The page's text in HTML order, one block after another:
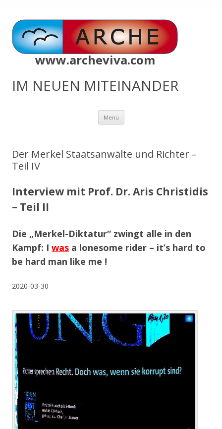
www.archeviva.com
IM NEUEN MITEINANDER
Menü Zum
springen
Der Merkel Staatsanwälte und Richter –
Teil IV
Interview mit Prof. Dr. Aris Christidis
– Teil II
Die „Merkel-Diktatur“ zwingt alle in den
Kampf: I was a lonesome rider – it’s hard to
be hard man like me !
2020-03-30